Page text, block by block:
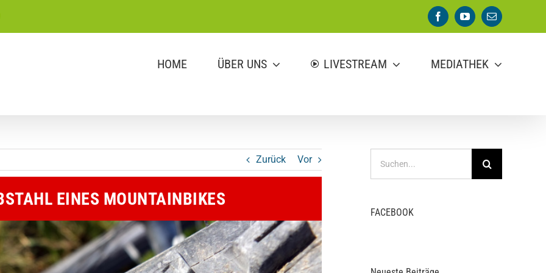
FacebookYouTube
E-
Mail
HOME ÜBER UNS LIVESTREAM MEDIATHEK
Zurück Vor
EINES MOUNTAINBIKES
nach:
FACEBOOK